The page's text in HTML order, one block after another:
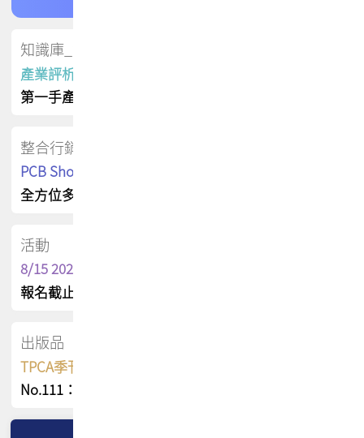
知識庫_會員專屬
產業評析報告
第一手產業資訊
整合行銷
PCB Shop 採購指南
全方位多元曝光方案
活動
8/15 2026 TPCA健康盃保齡球聯誼賽
報名截止日 : 8/3 活動日期 : 8/15
出版品
TPCA季刊 FREE 線上版
No.111：PCB全球風險布局與韌性